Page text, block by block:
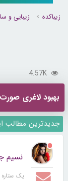
زیباکده زیبایی و
4.57K
بهبود لاغری صورت
جدیدترین مطالب
نسیم
یک